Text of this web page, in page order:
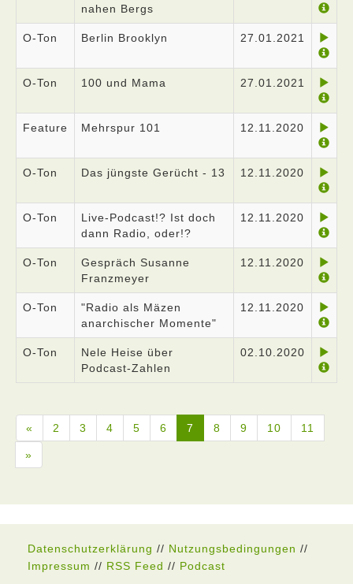
nahen Bergs
O-Ton Berlin Brooklyn 27.01.2021
O-Ton 100 und Mama 27.01.2021
Feature Mehrspur 101 12.11.2020
O-Ton Das jüngste Gerücht - 13 12.11.2020
O-Ton
Live-Podcast!? Ist doch
dann Radio, oder!?
12.11.2020
O-Ton
Gespräch Susanne
Franzmeyer
12.11.2020
O-Ton
"Radio als Mäzen
anarchischer Momente"
12.11.2020
O-Ton
Nele Heise über
Podcast-Zahlen
02.10.2020
« 2 3 4 5 6 7 8 9 10 11
»
Datenschutzerklärung // Nutzungsbedingungen //
Impressum // RSS Feed // Podcast